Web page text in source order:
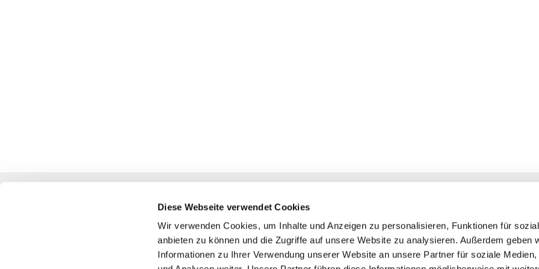
Diese Webseite verwendet Cookies
Wir verwenden Cookies, um Inhalte und Anzeigen zu personalisieren, Funktionen für
anbieten zu können und die Zugriffe auf unsere Website zu analysieren. Außerdem geben
Informationen zu Ihrer Verwendung unserer Website an unsere Partner für soziale Medien,
Katholische Kirchengemeinde
Pfarrei St. Benedikt Teltow-Fläming
Veranstaltungen
Pfarrbüro
Prävention